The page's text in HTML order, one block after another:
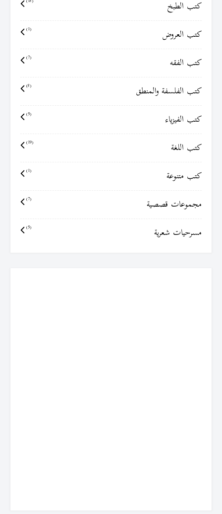
كتب الطبخ
كتب العروض (1)
كتب الفقه (7)
كتب الفلسفة والمنطق (8)
كتب الفيزياء (5)
كتب اللغة (19)
كتب متنوعة (1)
مجموعات قصصية (7)
مسرحيات شعرية (5)